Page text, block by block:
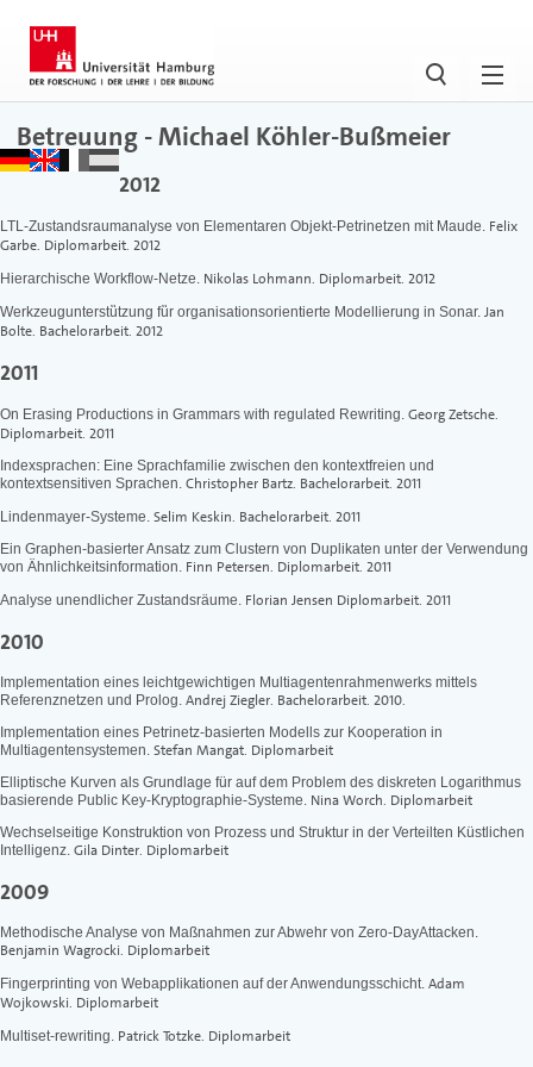
Betreuung - Michael Köhler-Bußmeier
2012
LTL-Zustandsraumanalyse von Elementaren Objekt-Petrinetzen mit Maude. Felix
Garbe. Diplomarbeit. 2012
Hierarchische Workflow-Netze. Nikolas Lohmann. Diplomarbeit. 2012
Werkzeugunterstü̈tzung fü̈r organisationsorientierte Modellierung in Sonar. Jan
Bolte. Bachelorarbeit. 2012
2011
On Erasing Productions in Grammars with regulated Rewriting. Georg Zetsche.
Diplomarbeit. 2011
Indexsprachen: Eine Sprachfamilie zwischen den kontextfreien und
kontextsensitiven Sprachen. Christopher Bartz. Bachelorarbeit. 2011
Lindenmayer-Systeme. Selim Keskin. Bachelorarbeit. 2011
Ein Graphen-basierter Ansatz zum Clustern von Duplikaten unter der Verwendung
von Ähnlichkeitsinformation. Finn Petersen. Diplomarbeit. 2011
Analyse unendlicher Zustandsräume. Florian Jensen Diplomarbeit. 2011
2010
Implementation eines leichtgewichtigen Multiagentenrahmenwerks mittels
Referenznetzen und Prolog. Andrej Ziegler. Bachelorarbeit. 2010.
Implementation eines Petrinetz-basierten Modells zur Kooperation in
Multiagentensystemen. Stefan Mangat. Diplomarbeit
Elliptische Kurven als Grundlage für auf dem Problem des diskreten Logarithmus
basierende Public Key-Kryptographie-Systeme. Nina Worch. Diplomarbeit
Wechselseitige Konstruktion von Prozess und Struktur in der Verteilten Küstlichen
Intelligenz. Gila Dinter. Diplomarbeit
2009
Methodische Analyse von Maßnahmen zur Abwehr von Zero-DayAttacken.
Benjamin Wagrocki. Diplomarbeit
Fingerprinting von Webapplikationen auf der Anwendungsschicht. Adam
Wojkowski. Diplomarbeit
Multiset-rewriting. Patrick Totzke. Diplomarbeit